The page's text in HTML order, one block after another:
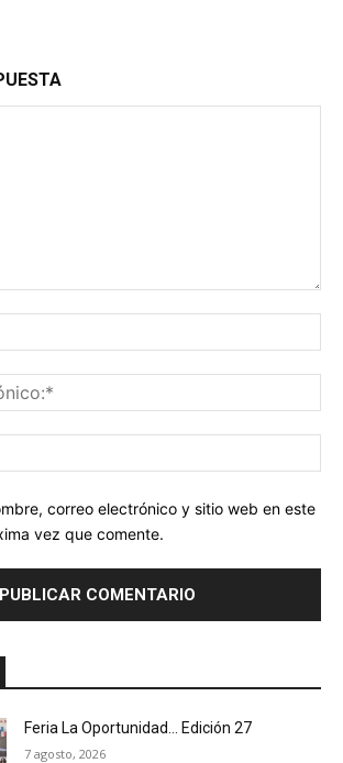
correo electrónico y sitio web en este
vez que comente.
Feria La Oportunidad… Edición 27
7 agosto, 2026